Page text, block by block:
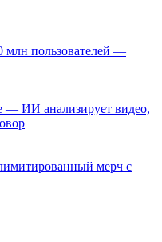
млн пользователей —
— ИИ анализирует видео,
мерч с